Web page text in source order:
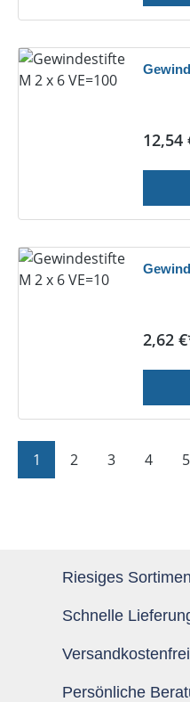
12,54
2,62
Seite
1 Seite
2 Seite
3 Seite
4 5
Riesiges
Schnelle
Persönliche